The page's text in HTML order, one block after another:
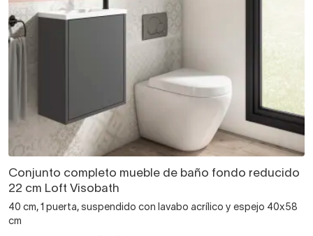
Conjunto completo mueble de baño fondo reducido
22 cm Loft Visobath
40 cm, 1 puerta, suspendido con lavabo acrílico y espejo 40x58
cm